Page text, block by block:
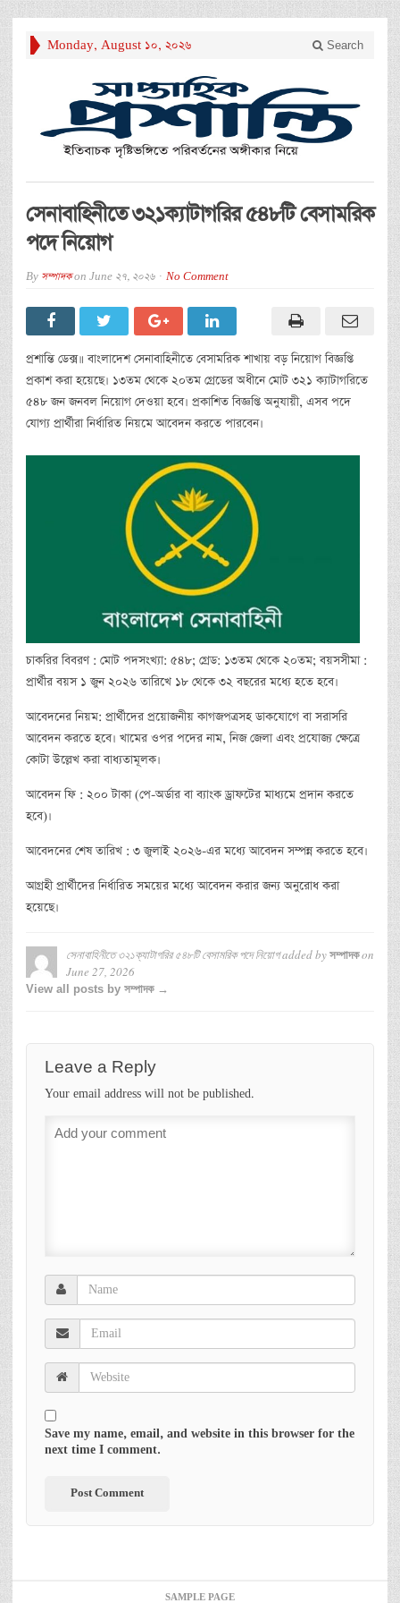
Monday, August 10, 2026 Search
সেনাবাহিনীতে ৩২১ক্যাটাগরির ৫৪৮টি বেসামরিক
পদে নিয়োগ
By সম্পাদকon June 27, 2026 No Comment
প্রশান্তি ডেক্স॥ বাংলাদেশ সেনাবাহিনীতে বেসামরিক শাখায় বড় নিয়োগ বিজ্ঞপ্তি
প্রকাশ করা হয়েছে। ১৩তম থেকে ২০তম গ্রেডের অধীনে মোট ৩২১ ক্যাটাগরিতে
৫৪৮ জন জনবল নিয়োগ দেওয়া হবে। প্রকাশিত বিজ্ঞপ্তি অনুযায়ী, এসব পদে
যোগ্য প্রার্থীরা নির্ধারিত নিয়মে আবেদন করতে পারবেন।
চাকরির বিবরণ : মোট পদসংখ্যা: ৫৪৮; গ্রেড: ১৩তম থেকে ২০তম; বয়সসীমা :
প্রার্থীর বয়স ১ জুন ২০২৬ তারিখে ১৮ থেকে ৩২ বছরের মধ্যে হতে হবে।
আবেদনের নিয়ম: প্রার্থীদের প্রয়োজনীয় কাগজপত্রসহ ডাকযোগে বা সরাসরি
আবেদন করতে হবে। খামের ওপর পদের নাম, নিজ জেলা এবং প্রযোজ্য ক্ষেত্রে
কোটা উল্লেখ করা বাধ্যতামূলক।
আবেদন ফি : ২০০ টাকা (পে-অর্ডার বা ব্যাংক ড্রাফটের মাধ্যমে প্রদান করতে
হবে)।
আবেদনের শেষ তারিখ : ৩ জুলাই ২০২৬-এর মধ্যে আবেদন সম্পন্ন করতে হবে।
আগ্রহী প্রার্থীদের নির্ধারিত সময়ের মধ্যে আবেদন করার জন্য অনুরোধ করা
হয়েছে।
সেনাবাহিনীতে ৩২১ক্যাটাগরির ৫৪৮টি বেসামরিক পদে নিয়োগadded by সম্পাদকon
June 27, 2026
View all posts by সম্পাদক →
Leave a Reply
Your email address will not be published.
Save my name, email, and website in this browser for the
next time I comment.
SAMPLE PAGE